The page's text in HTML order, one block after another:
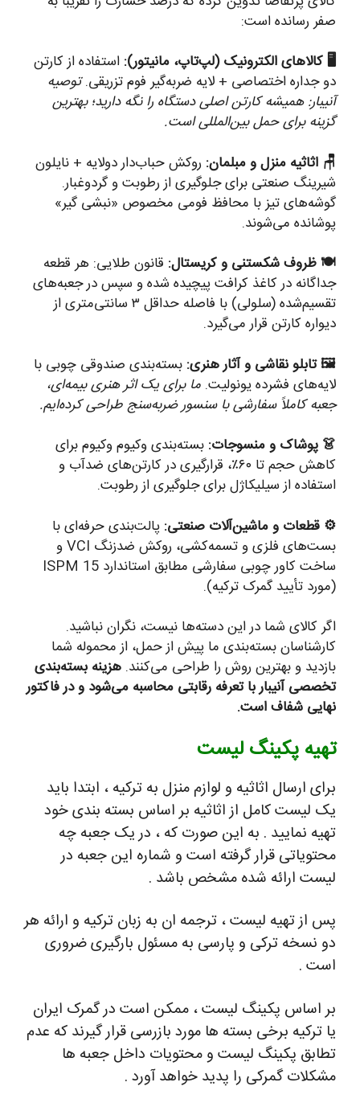
صفر رسانده است:
🖥️ کالاهای الکترونیک (لپ‌تاپ، مانیتور): استفاده از کارتن
دو جداره اختصاصی + لایه ضربه‌گیر فوم تزریقی.توصیه
آنیبار: همیشه کارتن اصلی دستگاه را نگه دارید؛ بهترین
گزینه برای حمل بین‌المللی است.
🪑 اثاثیه منزل و مبلمان: روکش حباب‌دار دولایه + نایلون
شیرینگ صنعتی برای جلوگیری از رطوبت و گردوغبار.
گوشه‌های تیز با محافظ فومی مخصوص «نبشی گیر»
پوشانده می‌شوند.
🍽️ ظروف شکستنی و کریستال: قانون طلایی: هر قطعه
جداگانه در کاغذ کرافت پیچیده شده و سپس در جعبه‌های
تقسیم‌شده (سلولی) با فاصله حداقل ۳ سانتی‌متری از
دیواره کارتن قرار می‌گیرد.
🖼️ تابلو نقاشی و آثار هنری: بسته‌بندی صندوقی چوبی با
لایه‌های فشرده یونولیت. ما برای یک اثر هنری بیمه‌ای،
جعبه کاملاً سفارشی با سنسور ضربه‌سنج طراحی کرده‌ایم.
👗 پوشاک و منسوجات: بسته‌بندی وکیوم وکیوم برای
کاهش حجم تا ۶۰٪، قرارگیری در کارتن‌های ضدآب و
استفاده از سیلیکاژل برای جلوگیری از رطوبت.
⚙️ قطعات و ماشین‌آلات صنعتی: پالت‌بندی حرفه‌ای با
بست‌های فلزی و تسمه‌کشی، روکش ضدزنگ VCI و
ساخت کاور چوبی سفارشی مطابق استاندارد ISPM 15
(مورد تأیید گمرک ترکیه).
اگر کالای شما در این دسته‌ها نیست، نگران نباشید.
کارشناسان بسته‌بندی ما پیش از حمل، از محموله شما
بازدید و بهترین روش را طراحی می‌کنند. هزینه بسته‌بندی
تخصصی آنیبار با تعرفه رقابتی محاسبه می‌شود و در فاکتور
نهایی شفاف است.
تهیه پکینگ لیست
برای ارسال اثاثیه و لوازم منزل به ترکیه ، ابتدا باید
یک لیست کامل از اثاثیه بر اساس بسته بندی خود
تهیه نمایید . به این صورت که ، در یک جعبه چه
محتویاتی قرار گرفته است و شماره این جعبه در
لیست ارائه شده مشخص باشد .
پس از تهیه لیست ، ترجمه ان به زبان ترکیه و ارائه هر
دو نسخه ترکی و پارسی به مسئول بارگیری ضروری
است .
بر اساس پکینگ لیست ، ممکن است در گمرک ایران
یا ترکیه برخی بسته ها مورد بازرسی قرار گیرند که عدم
تطابق پکینگ لیست و محتویات داخل جعبه ها
مشکلات گمرکی را پدید خواهد آورد .